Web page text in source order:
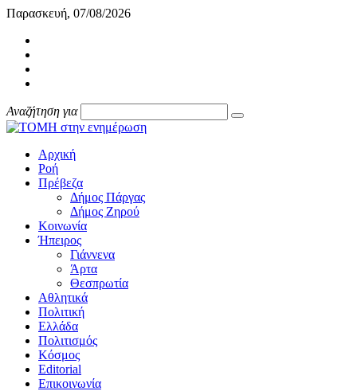
Παρασκευή, 07/08/2026
Αναζήτηση για
Αρχική
Ροή
Πρέβεζα
Δήμος Πάργας
Δήμος Ζηρού
Κοινωνία
Ήπειρος
Γιάννενα
Άρτα
Θεσπρωτία
Αθλητικά
Πολιτική
Ελλάδα
Πολιτισμός
Κόσμος
Editorial
Επικοινωνία